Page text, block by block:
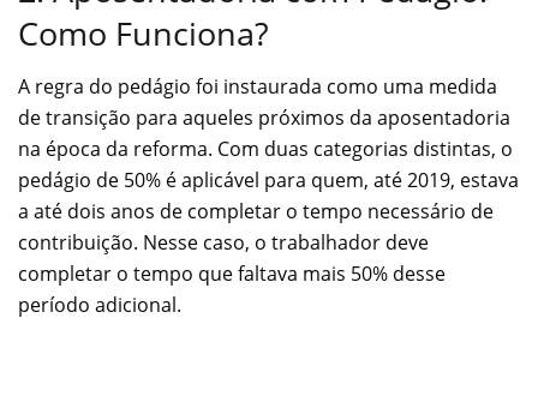
Como Funciona?
A regra do pedágio foi instaurada como uma medida
de transição para aqueles próximos da aposentadoria
na época da reforma. Com duas categorias distintas, o
pedágio de 50% é aplicável para quem, até 2019, estava
a até dois anos de completar o tempo necessário de
contribuição. Nesse caso, o trabalhador deve
completar o tempo que faltava mais 50% desse
período adicional.